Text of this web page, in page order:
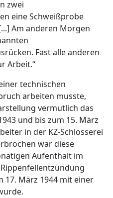
zwei
eine Schweißprobe
Am anderen Morgen
Fast alle anderen
Arbeit.“
technischen
arbeiten musste,
vermutlich das
und bis zum 15. März
in der KZ-Schlosserei
war diese
Aufenthalt im
17. März 1944 mit einer